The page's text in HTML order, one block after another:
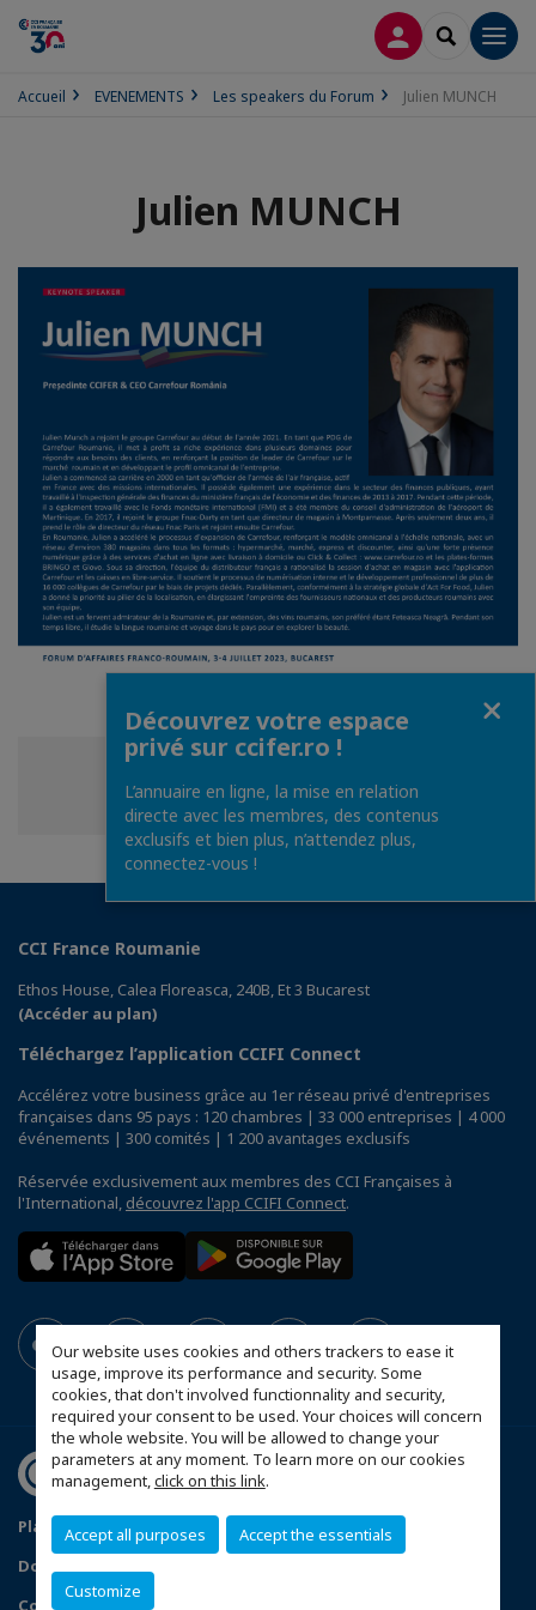
Our website uses cookies and others trackers to ease it
usage, improve its performance and security. Some
cookies, that don't involved functionnality and security,
required your consent to be used. Your choices will concern
the whole website. You will be allowed to change your
parameters at any moment. To learn more on our cookies
management,click on this link.
Accept all purposes Accept the essentials
Customize
CONNEXION
Accueil EVENEMENTS Les speakers du Forum Julien MUNCH
Julien MUNCH
Partager cette page
Partager
sur
Facebook
Partager
sur
Twitter
Partager
sur
Linkedin
CCI France Roumanie
Ethos House, Calea Floreasca, 240B, Et 3 Bucarest
(Accéder au plan)
Téléchargez l’application CCIFI Connect
Accélérez votre business grâce au 1er réseau privé d'entreprises
françaises dans 95 pays : 120 chambres | 33 000 entreprises | 4 000
événements | 300 comités | 1 200 avantages exclusifs
Réservée exclusivement aux membres des CCI Françaises à
l'International, découvrez l'app CCIFI Connect.
Plan du site Statut CCIFER
Mentions légales
Données personnelles
Découvrez votre espace
privé sur ccifer.ro !
L’annuaire en ligne, la mise en relation
directe avec les membres, des contenus
exclusifs et bien plus, n’attendez plus,
connectez-vous !